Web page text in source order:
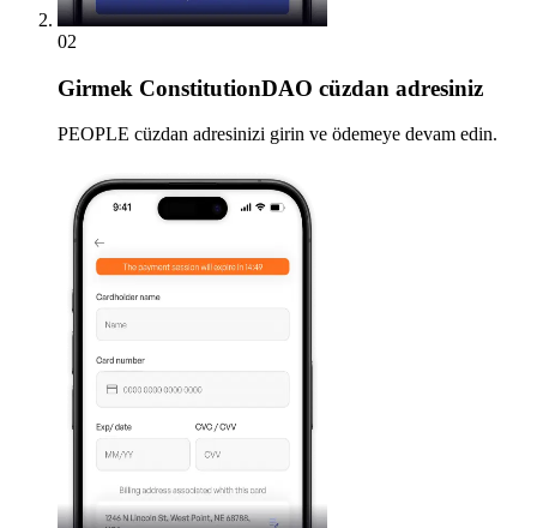
02
Girmek ConstitutionDAO cüzdan adresiniz
PEOPLE cüzdan adresinizi girin ve ödemeye devam edin.